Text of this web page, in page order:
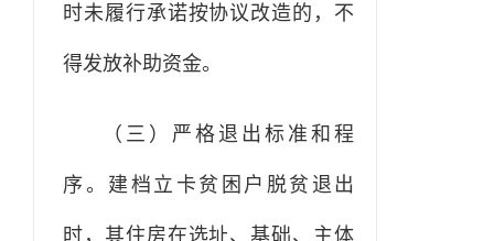
时未履行承诺按协议改造的，不
得发放补助资金。
（三）严格退出标准和程
序。建档立卡贫困户脱贫退出
时，其住房在选址、基础、主体